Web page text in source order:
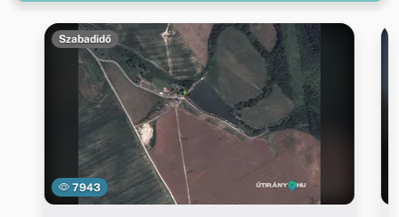
7943
Szabadidő